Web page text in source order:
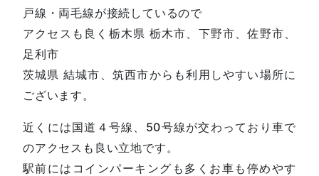
戸線・両毛線が接続しているので
アクセスも良く栃木県 栃木市、下野市、佐野市、
足利市
茨城県 結城市、筑西市からも利用しやすい場所に
ございます。
近くには国道４号線、50号線が交わっており車で
のアクセスも良い立地です。
駅前にはコインパーキングも多くお車も停めやす